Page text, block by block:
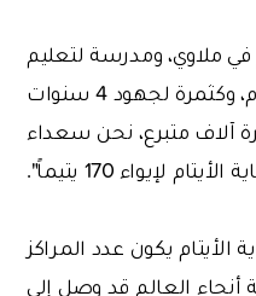
في ملاوي، ومدرسة لتعليم
361 أخ لنا في فاطاني، واليوم، وكثمرة لجهود 4 سنوات
آلاف متبرع، نحن سعداء
لإيواء 170 يتيماً".
الأيتام يكون عدد المراكز
أنحاء العالم قد وصل إلى